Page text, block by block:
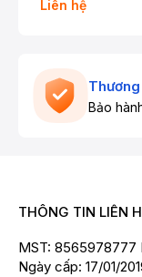
Liên hệ
Bảo
THÔNG TIN LIÊN
MST: 8565978777
Ngày cấp: 17/01/